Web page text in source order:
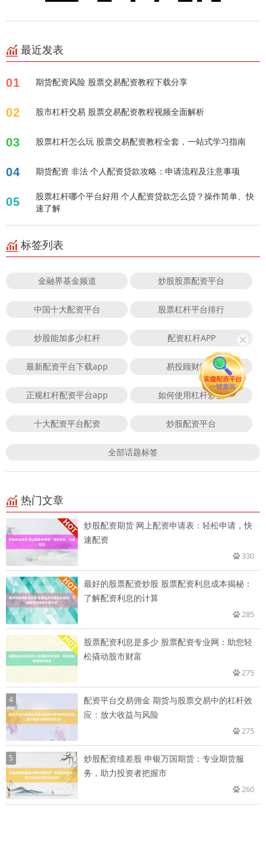
最近发表
01 期货配资风险 股票交易配资教程下载分享
02 股市杠杆交易 股票交易配资教程视频全面解析
03 股票杠杆怎么玩 股票交易配资教程全套，一站式学习指南
04 期货配资 非法 个人配资贷款攻略：申请流程及注意事项
05
股票杠杆哪个平台好用 个人配资贷款怎么贷？操作简单、快
速了解
标签列表
金融界基金频道 炒股股票配资平台
中国十大配资平台 股票杠杆平台排行
炒股能加多少杠杆 配资杠杆APP
最新配资平台下载app 易投顾财经网
正规杠杆配资平台app 如何使用杠杆炒股
十大配资平台配资 炒股配资平台
全部话题标签
热门文章
炒股配资期货 网上配资申请表：轻松申请，快
速配资
330
最好的股票配资炒股 股票配资利息成本揭秘：
了解配资利息的计算
285
股票配资利息是多少 股票配资专业网：助您轻
松撬动股市财富
275
4
配资平台交易佣金 期货与股票交易中的杠杆效
应：放大收益与风险
275
5
炒股配资绩差股 申银万国期货：专业期货服
务，助力投资者把握市
260